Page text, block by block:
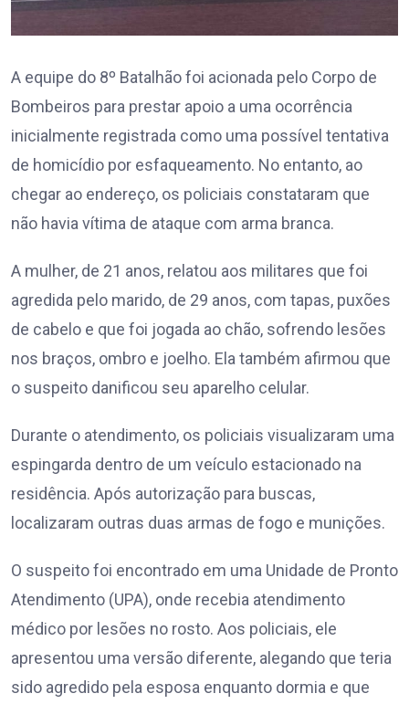
A equipe do 8º Batalhão foi acionada pelo Corpo de
Bombeiros para prestar apoio a uma ocorrência
inicialmente registrada como uma possível tentativa
de homicídio por esfaqueamento. No entanto, ao
chegar ao endereço, os policiais constataram que
não havia vítima de ataque com arma branca.
A mulher, de 21 anos, relatou aos militares que foi
agredida pelo marido, de 29 anos, com tapas, puxões
de cabelo e que foi jogada ao chão, sofrendo lesões
nos braços, ombro e joelho. Ela também afirmou que
o suspeito danificou seu aparelho celular.
Durante o atendimento, os policiais visualizaram uma
espingarda dentro de um veículo estacionado na
residência. Após autorização para buscas,
localizaram outras duas armas de fogo e munições.
O suspeito foi encontrado em uma Unidade de Pronto
Atendimento (UPA), onde recebia atendimento
médico por lesões no rosto. Aos policiais, ele
apresentou uma versão diferente, alegando que teria
sido agredido pela esposa enquanto dormia e que